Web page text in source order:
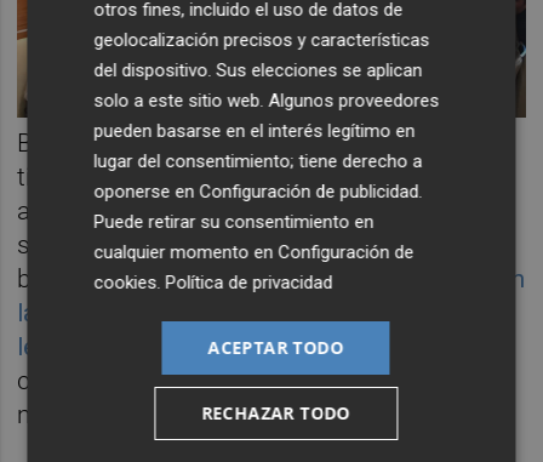
Bajo este halagüeño escenario, Bolinches lo
tiene claro y solo recomienda posiciones
alcistas muy puntuales para pillar rebotes- y
siempre sin perder el respecto al mercado
bajistacomo lo advertía este pasado lunes en
la cartera de bolsa recomendada a los
lectores de
Valencia Plaza- "siendo
conscientes que vamos a la contra del
mercado.
otros fines, incluido el uso de datos de
geolocalización precisos y características
del dispositivo. Sus elecciones se aplican
solo a este sitio web. Algunos proveedores
pueden basarse en el interés legítimo en
lugar del consentimiento; tiene derecho a
oponerse enConfiguración de publicidad
Puede retirar su consentimiento en
cualquier momento enConfiguración de
cookies .Política de privacidad
ACEPTAR TODO
RECHAZAR TODO